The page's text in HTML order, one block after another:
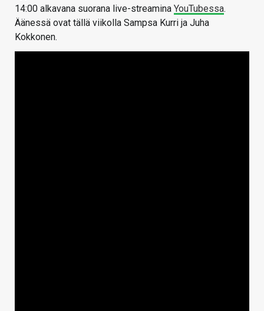
14:00 alkavana suorana live-streamina YouTubessa.
Äänessä ovat tällä viikolla Sampsa Kurri ja Juha
Kokkonen.